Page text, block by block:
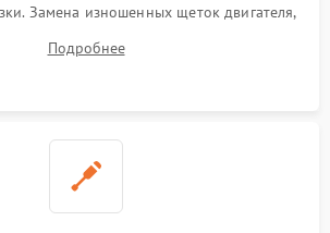
Замена изношенных щеток двигателя,
резиновой манжеты.
Подробнее